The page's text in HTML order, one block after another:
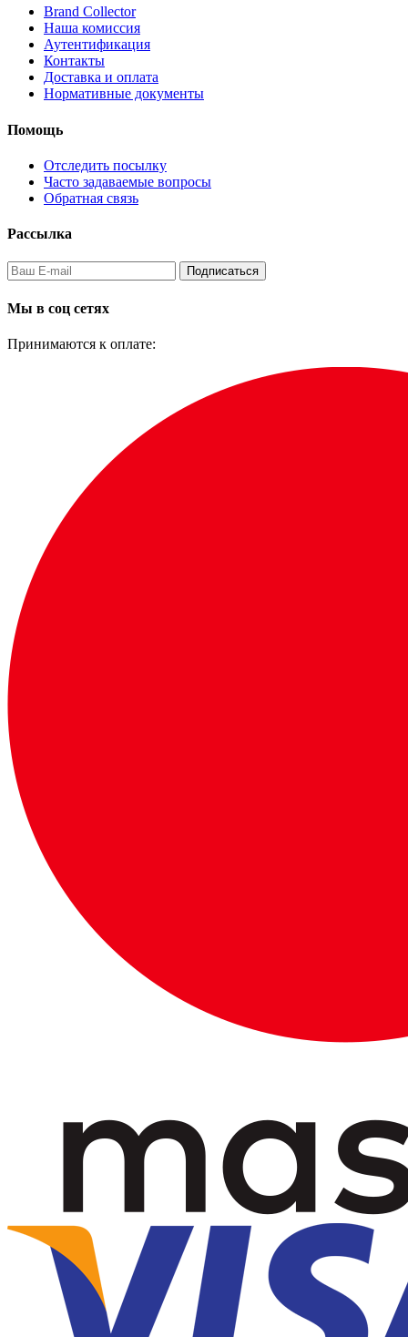
Brand Collector
Наша комиссия
Аутентификация
Контакты
Доставка и оплата
Нормативные документы
Помощь
Отследить посылку
Часто задаваемые вопросы
Обратная связь
Рассылка
Подписаться
Мы в соц сетях
Принимаются к оплате: